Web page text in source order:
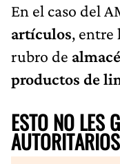
En el caso del
artículos, entre
rubro de
productos de
ESTO NO LES
AUTORITARIOS